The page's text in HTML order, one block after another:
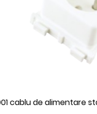
GZ3-16